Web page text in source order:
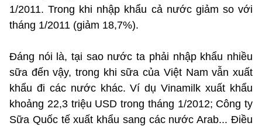
1/2011. Trong khi nhập khẩu cả nước giảm so với
tháng 1/2011 (giảm 18,7%).
Đáng nói là, tại sao nước ta phải nhập khẩu nhiều
sữa đến vậy, trong khi sữa của Việt Nam vẫn xuất
khẩu đi các nước khác. Ví dụ Vinamilk xuất khẩu
khoảng 22,3 triệu USD trong tháng 1/2012; Công ty
Sữa Quốc tế xuất khẩu sang các nước Arab... Điều